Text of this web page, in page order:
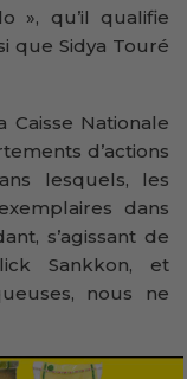
», qu’il qualifie
que Sidya Touré
Caisse Nationale
d’actions
lesquels, les
dans
s’agissant de
Sankkon, et
nous ne